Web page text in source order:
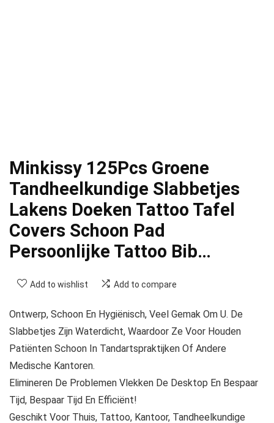
Minkissy 125Pcs Groene
Tandheelkundige Slabbetjes
Lakens Doeken Tattoo Tafel
Covers Schoon Pad
Persoonlijke Tattoo Bib…
Add to wishlist Add to compare
Ontwerp, Schoon En Hygiënisch, Veel Gemak Om U. De
Slabbetjes Zijn Waterdicht, Waardoor Ze Voor Houden
Patiënten Schoon In Tandartspraktijken Of Andere
Medische Kantoren.
Elimineren De Problemen Vlekken De Desktop En Bespaar
Tijd, Bespaar Tijd En Efficiënt!
Geschikt Voor Thuis, Tattoo, Kantoor, Tandheelkundige